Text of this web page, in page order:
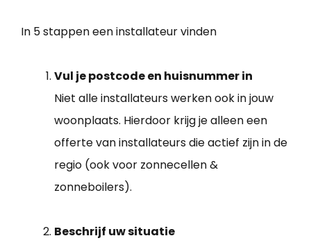
In 5 stappen een installateur vinden
Vul je postcode en huisnummer in
Niet alle installateurs werken ook in jouw
woonplaats. Hierdoor krijg je alleen een
offerte van installateurs die actief zijn in de
regio (ook voor zonnecellen &
zonneboilers).
Beschrijf uw situatie